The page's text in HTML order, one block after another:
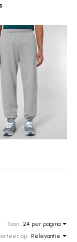
Toon: 24 per pagina
op: Relevantie